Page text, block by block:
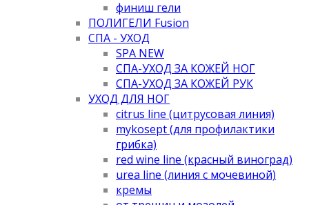
финиш гели
ПОЛИГЕЛИ Fusion
СПА - УХОД
SPA NEW
СПА-УХОД ЗА КОЖЕЙ НОГ
СПА-УХОД ЗА КОЖЕЙ РУК
УХОД ДЛЯ НОГ
citrus line (цитрусовая линия)
mykosept (для профилактики
грибка)
red wine line (красный виноград)
urea line (линия с мочевиной)
кремы